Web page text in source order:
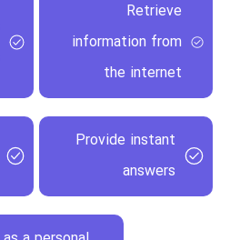
Retrieve
information from
the internet
Provide instant
answers